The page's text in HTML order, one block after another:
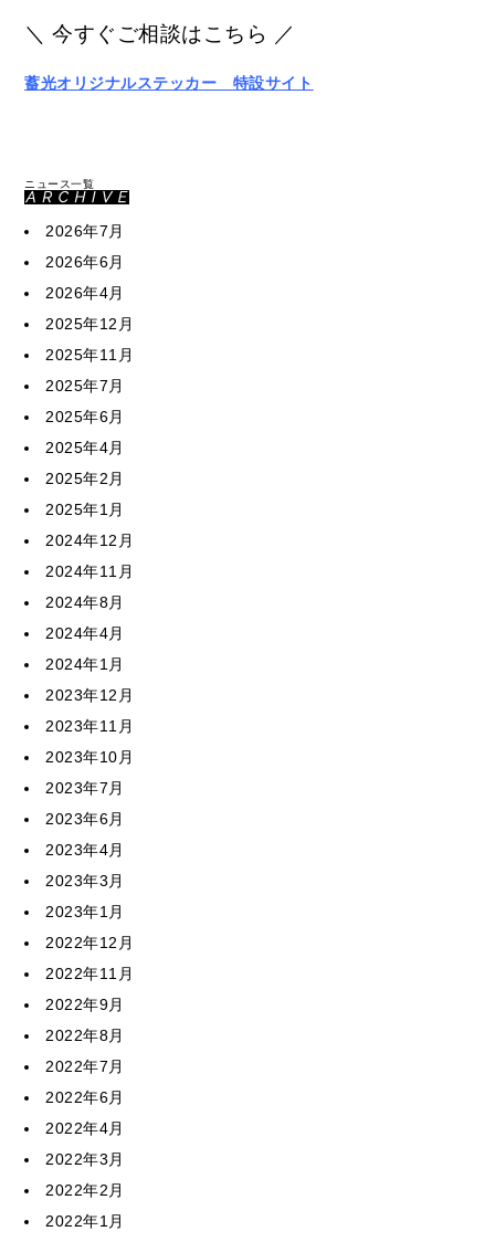
＼ 今すぐご相談はこちら ／
蓄光オリジナルステッカー 特設サイト
ニュース一覧
2026年7月
2026年6月
2026年4月
2025年12月
2025年11月
2025年7月
2025年6月
2025年4月
2025年2月
2025年1月
2024年12月
2024年11月
2024年8月
2024年4月
2024年1月
2023年12月
2023年11月
2023年10月
2023年7月
2023年6月
2023年4月
2023年3月
2023年1月
2022年12月
2022年11月
2022年9月
2022年8月
2022年7月
2022年6月
2022年4月
2022年3月
2022年2月
2022年1月